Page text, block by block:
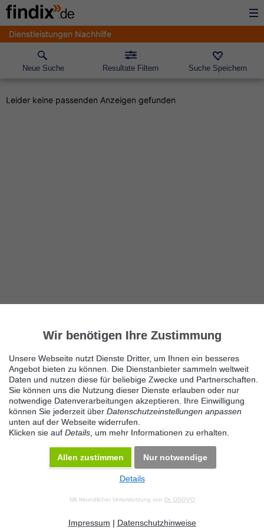
Dienstleistungen Nachhilfe
Neue Suche Resultate Filtern Suche Speichern
Leider keine passenden Anzeigen gefunden
Datenschutz Impressum Kontakt Datenschutz anpassen Desktop Version
Wir benötigen Ihre Zustimmung
Unsere Webseite nutzt Dienste Dritter, um Ihnen ein besseres
Angebot bieten zu können. Die Dienstanbieter sammeln weltweit
Daten und nutzen diese für beliebige Zwecke und Partnerschaften.
Sie können uns die Nutzung dieser Dienste erlauben oder nur
notwendige Datenverarbeitungen akzeptieren. Ihre Einwilligung
können Sie jederzeit über Datenschutzeinstellungen anpassen
unten auf der Webseite widerrufen.
Klicken sie auf Details , um mehr Informationen zu erhalten.
Allen zustimmen Nur notwendige
Details
Mit freundlicher Unterstützung von Dr. DSGVO
Impressum | Datenschutzhinweise